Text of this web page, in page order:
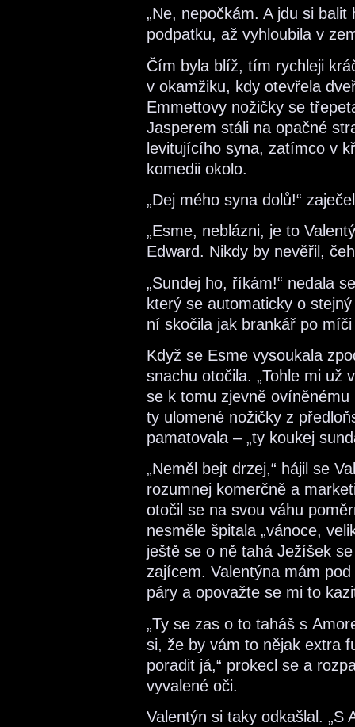
„Ne, nepočkám. A jdu si
podpatku, až vyhloubila v
Čím byla blíž, tím rychleji
v okamžiku, kdy otevřela
Emmettovy nožičky se
Jasperem stáli na opačné
levitujícího syna, zatímco v
komedii okolo.
„Dej mého syna dolů!“
„Esme, neblázni, je to
Edward. Nikdy by nevěřil,
„Sundej ho, říkám!“ nedala
který se automaticky o
ní skočila jak brankář po
Když se Esme vysoukala
snachu otočila. „Tohle mi už
se k tomu zjevně
ty ulomené nožičky z
pamatovala – „ty koukej
„Neměl bejt drzej,“ hájil se
rozumnej komerčně a
otočil se na svou váhu
nesměle špitala „vánoce,
ještě se o ně tahá Ježíšek
zajícem. Valentýna mám
páry a opovažte se mi to
„Ty se zas o to taháš s
si, že by vám to nějak extra
poradit já,“ prokecl se a
vyvalené oči.
Valentýn si taky odkašlal. „S